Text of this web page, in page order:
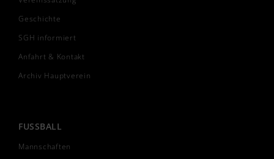
Geschichte
SGH informiert
Anfahrt & Kontakt
Archiv Hauptverein
FUSSBALL
Mannschaften